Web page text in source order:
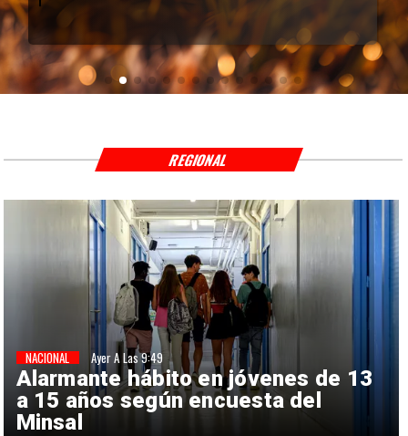
Alarmante hábito en jóvenes de 13
a 15 años según encuesta del
Minsal
NACIONAL Ayer A Las 9:49
REGIONAL